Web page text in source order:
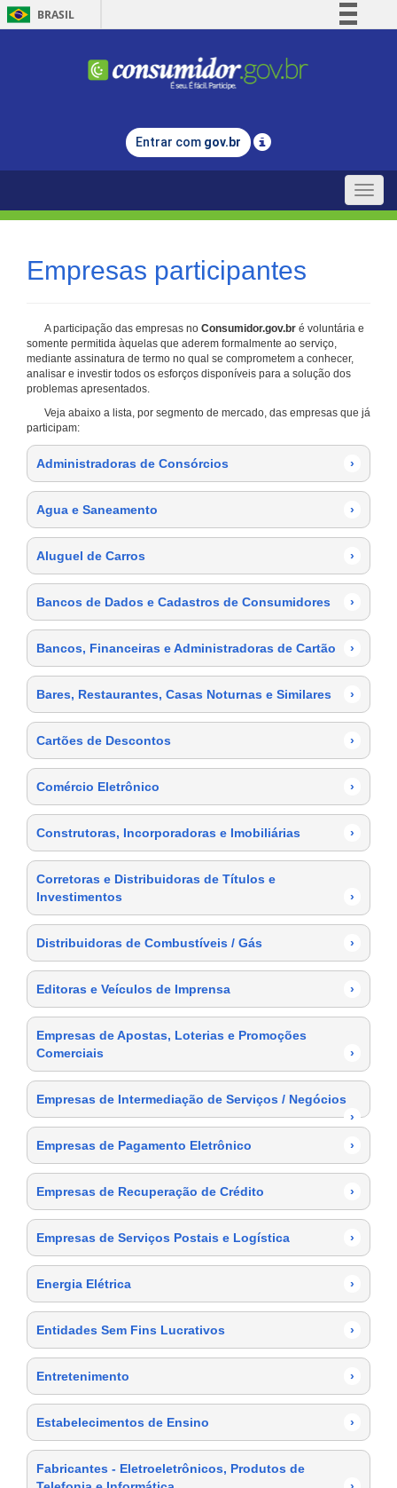
BRASIL
Comunica BR
Legislação
Entrar com gov.br
Toggle
Empresas participantes
A participação das empresas no Consumidor.gov.br é voluntária e
somente permitida àquelas que aderem formalmente ao serviço,
mediante assinatura de termo no qual se comprometem a conhecer,
analisar e investir todos os esforços disponíveis para a solução dos
problemas apresentados.
Veja abaixo a lista, por segmento de mercado, das empresas que já
participam:
Administradoras de Consórcios ›
Agua e Saneamento ›
Aluguel de Carros ›
Bancos de Dados e Cadastros de Consumidores ›
Bancos, Financeiras e Administradoras de Cartão ›
Bares, Restaurantes, Casas Noturnas e Similares ›
Cartões de Descontos ›
Comércio Eletrônico ›
Construtoras, Incorporadoras e Imobiliárias ›
Corretoras e Distribuidoras de Títulos e
Investimentos
›
Distribuidoras de Combustíveis / Gás ›
Editoras e Veículos de Imprensa ›
Empresas de Apostas, Loterias e Promoções
Comerciais
›
Empresas de Intermediação de Serviços / Negócios
›
Empresas de Pagamento Eletrônico
›
Empresas de Recuperação de Crédito ›
Empresas de Serviços Postais e Logística ›
Energia Elétrica ›
Entidades Sem Fins Lucrativos ›
Entretenimento ›
Estabelecimentos de Ensino ›
Fabricantes - Eletroeletrônicos, Produtos de